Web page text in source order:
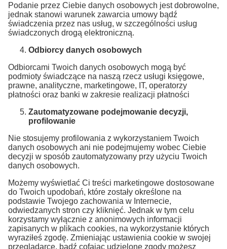
Podanie przez Ciebie danych osobowych jest dobrowolne,
jednak stanowi warunek zawarcia umowy bądź
świadczenia przez nas usług, w szczególności usług
świadczonych drogą elektroniczną.
Odbiorcy danych osobowych
Odbiorcami Twoich danych osobowych mogą być
podmioty świadczące na naszą rzecz usługi księgowe,
prawne, analityczne, marketingowe, IT, operatorzy
płatności oraz banki w zakresie realizacji płatności
Zautomatyzowane podejmowanie decyzji,
profilowanie
Nie stosujemy profilowania z wykorzystaniem Twoich
danych osobowych ani nie podejmujemy wobec Ciebie
decyzji w sposób zautomatyzowany przy użyciu Twoich
danych osobowych.
Możemy wyświetlać Ci treści marketingowe dostosowane
do Twoich upodobań, które zostały określone na
podstawie Twojego zachowania w Internecie,
odwiedzanych stron czy kliknięć. Jednak w tym celu
korzystamy wyłącznie z anonimowych informacji
zapisanych w plikach cookies, na wykorzystanie których
wyraziłeś zgodę. Zmieniając ustawienia cookie w swojej
przeglądarce, bądź cofając udzielone zgody możesz